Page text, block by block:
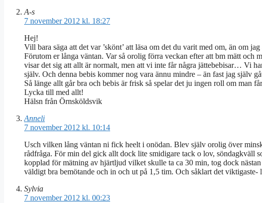
A-s
7 november 2012 kl. 18:27
Hej!
Vill bara säga att det var ’skönt’ att läsa om det du varit med om, än om
Förutom er långa väntan. Var så orolig förra veckan efter att bm mätt
visar det sig att allt är normalt, men att vi inte får några jättebebisar… Vi
själv. Och denna bebis kommer nog vara ännu mindre – än fast jag själv
Så länge allt går bra och bebis är frisk så spelar det ju ingen roll om man
Lycka till med allt!
Hälsn från Örnsköldsvik
Anneli
7 november 2012 kl. 10:14
Usch vilken lång väntan ni fick heelt i onödan. Blev själv orolig över
rådfråga. För min del gick allt dock lite smidigare tack o lov, söndagkväll
kopplad för mätning av hjärtljud vilket skulle ta ca 30 min, tog dock
väldigt bra bemötande och in och ut på 1,5 tim. Och såklart det viktigaste-
Sylvia
7 november 2012 kl. 00:23